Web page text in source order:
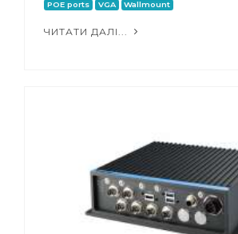
POE ports VGA Wallmount
ЧИТАТИ ДАЛІ...